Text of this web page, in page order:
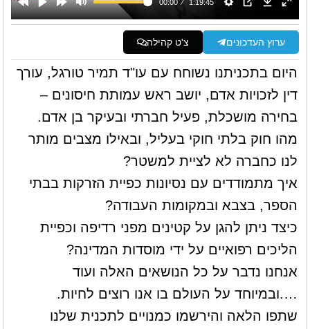
ערוץ העדכונים צ'ט קהילה
היום בתכניתנו נשוחח עם עו"ד תמיר טורגל, עורך
דין לזכויות אדם, יושב ראש עמותת חיסונים –
בחירה מושכלת, פעיל חברתי ובעיקר בן אדם.
מהו חוק בלתי חוקי בעליל, ובאילו מצבים מותר
לנו כחברה לא לציית למשטר?
איך מתמודדים עם נסיונות כפיית הזרקות בבתי
הספר, בצבא ובמקומות העבודה?
כיצד ניתן להגן על קטינים מפני רדיפה וכפיית
הליכים רפואיים על ידי מוסדות המדינה?
אנחנו נדבר על כל הנושאים האלה ועוד
….ובמיוחד על העולם בו אנו רוצים לחיות.
שתפו הלאה והירשמו כמנויים לתכנית שלנו